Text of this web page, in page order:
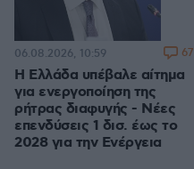
Η Ελλάδα υπέβαλε αίτημα
για ενεργοποίηση της
ρήτρας διαφυγής - Νέες
επενδύσεις 1 δισ. έως το
2028 για την Ενέργεια
06.08.2026, 10:59 67